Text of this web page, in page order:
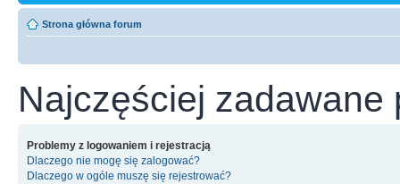
Strona główna forum
Najczęściej zadawane
Problemy z logowaniem i rejestracją
Dlaczego nie mogę się zalogować?
Dlaczego w ogóle muszę się rejestrować?